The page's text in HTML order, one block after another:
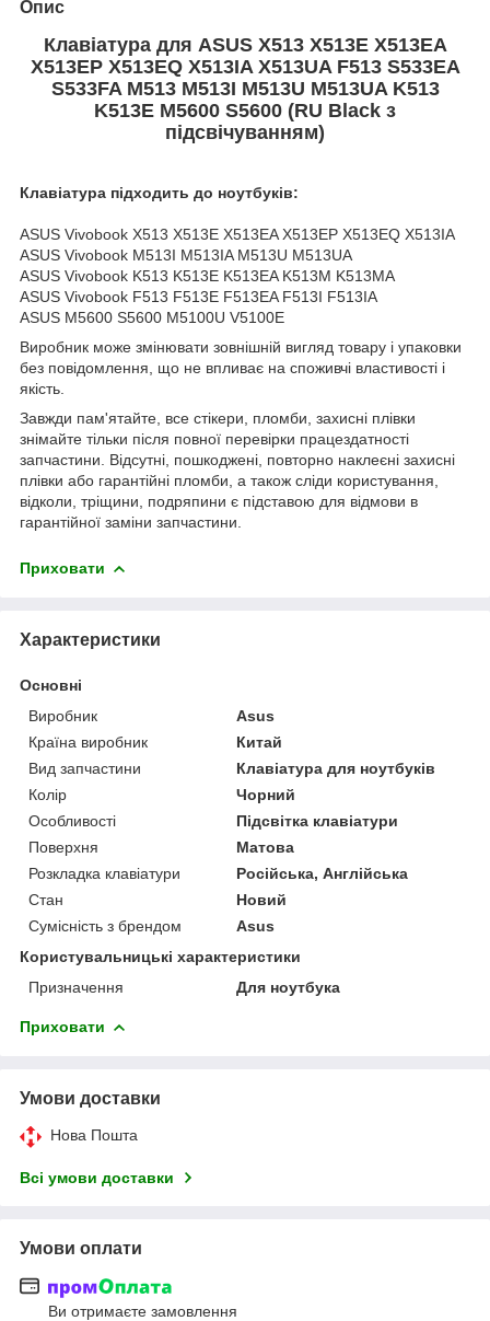
Опис
Клавіатура для ASUS X513 X513E X513EA
X513EP X513EQ X513IA X513UA F513 S533EA
S533FA M513 M513I M513U M513UA K513
K513E M5600 S5600 (RU Black з
підсвічуванням)
Клавіатура підходить до ноутбуків:
ASUS Vivobook X513 X513E X513EA X513EP X513EQ X513IA
ASUS Vivobook M513I M513IA M513U M513UA
ASUS Vivobook K513 K513E K513EA K513M K513MA
ASUS Vivobook F513 F513E F513EA F513I F513IA
ASUS M5600 S5600 M5100U V5100E
Виробник може змінювати зовнішній вигляд товару і упаковки
без повідомлення, що не впливає на споживчі властивості і
якість.
Завжди пам'ятайте, все стікери, пломби, захисні плівки
знімайте тільки після повної перевірки працездатності
запчастини. Відсутні, пошкоджені, повторно наклеєні захисні
плівки або гарантійні пломби, а також сліди користування,
відколи, тріщини, подряпини є підставою для відмови в
гарантійної заміни запчастини.
Приховати
Характеристики
Основні
Виробник
Asus
Країна виробник
Китай
Вид запчастини
Клавіатура для ноутбуків
Колір
Чорний
Особливості
Підсвітка клавіатури
Поверхня
Матова
Розкладка клавіатури
Російська, Англійська
Стан
Новий
Сумісність з брендом
Asus
Користувальницькі характеристики
Призначення
Для ноутбука
Приховати
Умови доставки
Нова Пошта
Всі умови доставки
Умови оплати
Ви отримаєте замовлення